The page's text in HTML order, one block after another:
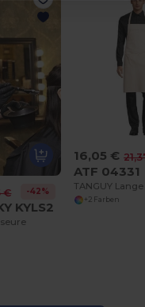
€ -42%
KYLS2
16,05 €
ATF 04331
+2 Farben